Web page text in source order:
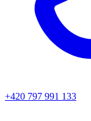
+420 797 991 133